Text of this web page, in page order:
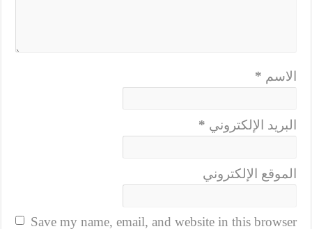
الاسم *
البريد الإلكتروني *
الموقع الإلكتروني
Save my name, email, and website in this browser